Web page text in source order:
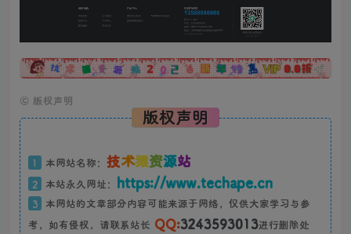
广告
© 版权声明
版权声明
1 本网站名称： 技术猿资源站
2 本站永久网址： https://www.techape.cn
3
本网站的文章部分内容可能来源于网络，仅供大家学习与参
考，如有侵权，请联系站长 QQ:3243593013进行删除处